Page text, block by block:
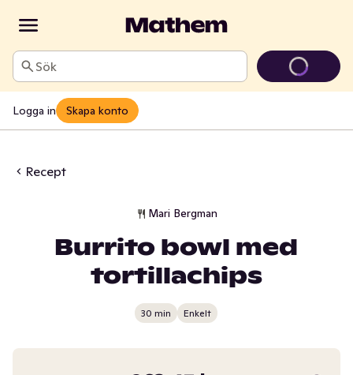
Sök
Logga in Skapa konto
Recept
Mari Bergman
Burrito bowl med
tortillachips
30 min Enkelt